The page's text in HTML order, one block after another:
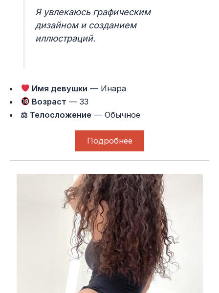
Я увлекаюсь графическим
дизайном и созданием
иллюстраций.
Имя девушки — Инара
Возраст — 33
⚖ Телосложение — Обычное
Подробнее